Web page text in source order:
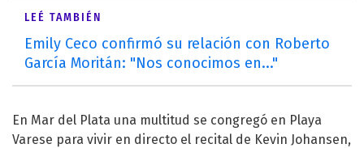
LEÉ TAMBIÉN
Emily Ceco confirmó su relación con Roberto
García Moritán: "Nos conocimos en..."
En Mar del Plata una multitud se congregó en Playa
Varese para vivir en directo el recital de Kevin Johansen,